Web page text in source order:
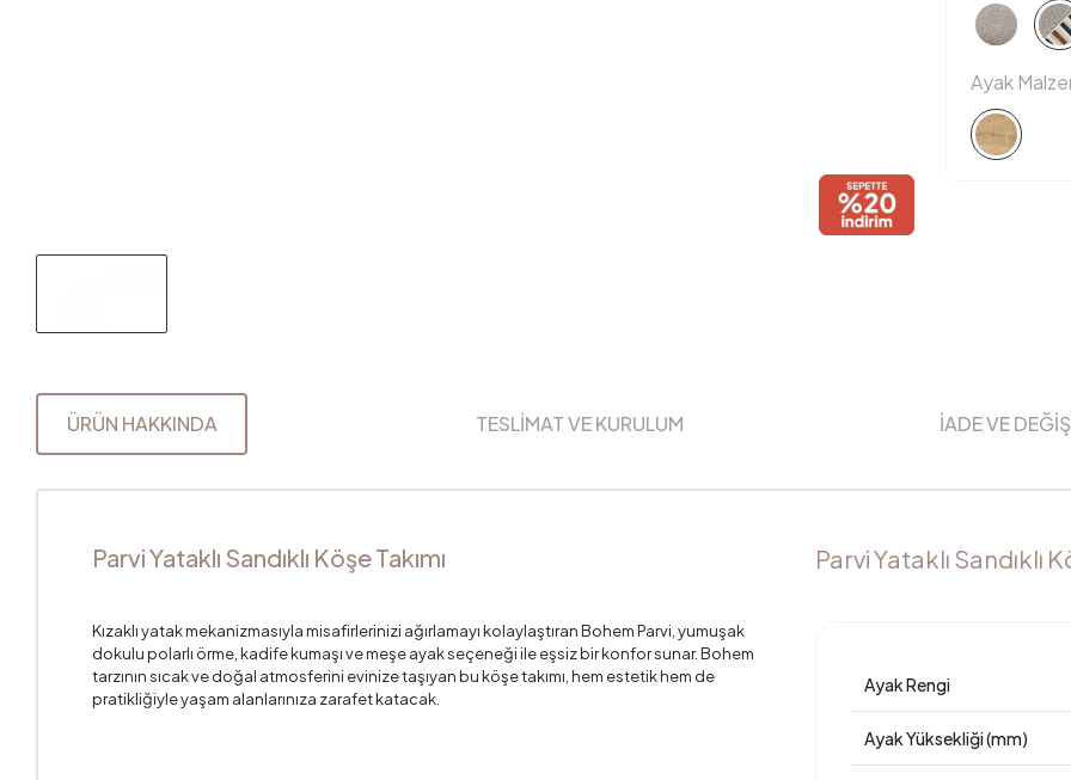
Ayak
ÜRÜN HAKKINDA TESLİMAT VE KURULUM İADE VE
Parvi Yataklı Sandıklı Köşe Takımı
Kızaklı yatak mekanizmasıyla misafirlerinizi ağırlamayı kolaylaştıran Bohem Parvi, yumuşak
dokulu polarlı örme, kadife kumaşı ve meşe ayak seçeneği ile eşsiz bir konfor sunar. Bohem
tarzının sıcak ve doğal atmosferini evinize taşıyan bu köşe takımı, hem estetik hem de
pratikliğiyle yaşam alanlarınıza zarafet katacak.
Parvi Yataklı Sandıklı
Ayak Rengi
Ayak Yüksekliği (mm)